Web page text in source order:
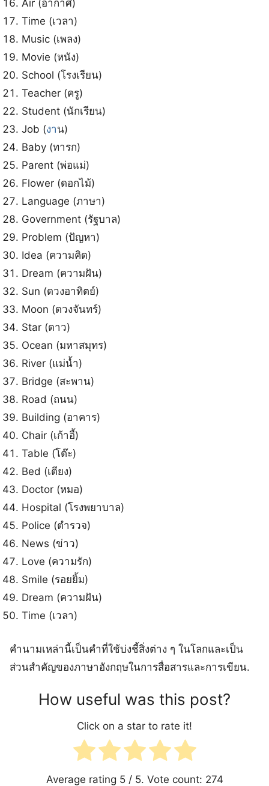
Air (อากาศ)
Time (เวลา)
Music (เพลง)
Movie (หนัง)
School (โรงเรียน)
Teacher (ครู)
Student (นักเรียน)
Job (งาน)
Baby (ทารก)
Parent (พ่อแม่)
Flower (ดอกไม้)
Language (ภาษา)
Government (รัฐบาล)
Problem (ปัญหา)
Idea (ความคิด)
Dream (ความฝัน)
Sun (ดวงอาทิตย์)
Moon (ดวงจันทร์)
Star (ดาว)
Ocean (มหาสมุทร)
River (แม่น้ำ)
Bridge (สะพาน)
Road (ถนน)
Building (อาคาร)
Chair (เก้าอี้)
Table (โต๊ะ)
Bed (เตียง)
Doctor (หมอ)
Hospital (โรงพยาบาล)
Police (ตำรวจ)
News (ข่าว)
Love (ความรัก)
Smile (รอยยิ้ม)
Dream (ความฝัน)
Time (เวลา)
คำนามเหล่านี้เป็นคำที่ใช้บ่งชี้สิ่งต่าง ๆ ในโลกและเป็น
ส่วนสำคัญของภาษาอังกฤษในการสื่อสารและการเขียน.
How useful was this post?
Click on a star to rate it!
Average rating 5/ 5. Vote count: 274